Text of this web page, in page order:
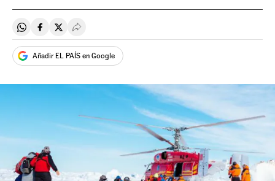
Compartir en Whatsapp
Compartir en Facebook
Compartir en Twitter
Desplegar Redes Sociales
Añadir EL PAÍS en Google